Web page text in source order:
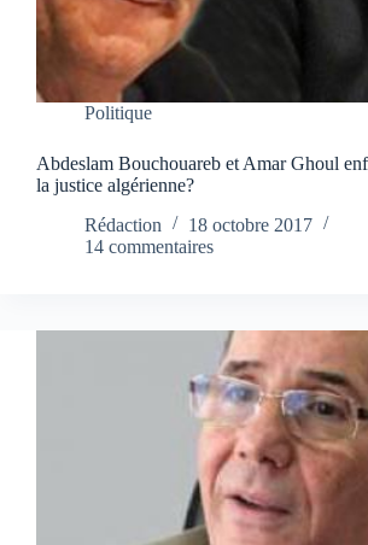
Politique
Abdeslam Bouchouareb et Amar Ghoul
la justice algérienne?
Rédaction
18 octobre 2017
14 commentaires